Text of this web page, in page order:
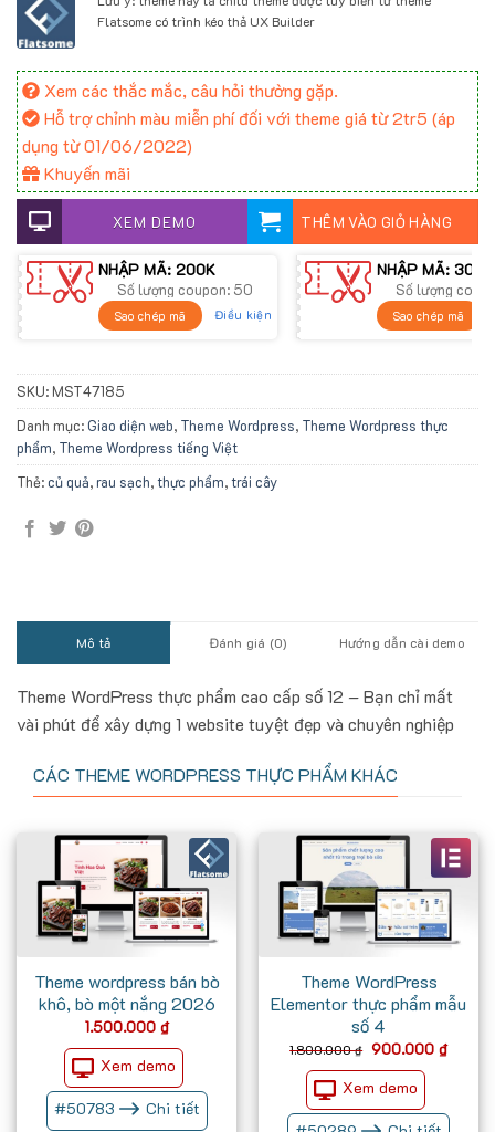
Flatsome có trình kéo thả UX Builder
Xem các thắc mắc, câu hỏi thường gặp.
Hỗ trợ chỉnh màu miễn phí đối với theme giá từ 2tr5 (áp
dụng từ 01/06/2022)
Khuyến mãi
XEM DEMO THÊM VÀO GIỎ HÀNG
NHẬP MÃ: 200K
Số lượng coupon: 50
Sao chép mã Điều kiện
NHẬP MÃ: 300K
Số lượng
Sao chép mã
SKU: MST47185
Danh mục:Giao diện web, Theme Wordpress, Theme Wordpress thực
phẩm, Theme Wordpress tiếng Việt
Thẻ:củ quả,rau sạch,thực phẩm,trái cây
Mô tả Đánh giá (0) Hướng dẫn cài demo
Theme WordPress thực phẩm cao cấp số 12 – Bạn chỉ mất
vài phút để xây dựng 1 website tuyệt đẹp và chuyên nghiệp
CÁC THEME WORDPRESS THỰC PHẨM KHÁC
Theme wordpress bán bò
khô, bò một nắng 2026
1.500.000 ₫
Xem demo
#50783 Chi tiết
Theme WordPress
Elementor thực phẩm mẫu
số 4
1.800.000₫ Giá
là:
1.800.000 ₫.
900.000 ₫Giá
hiện
Xem demo